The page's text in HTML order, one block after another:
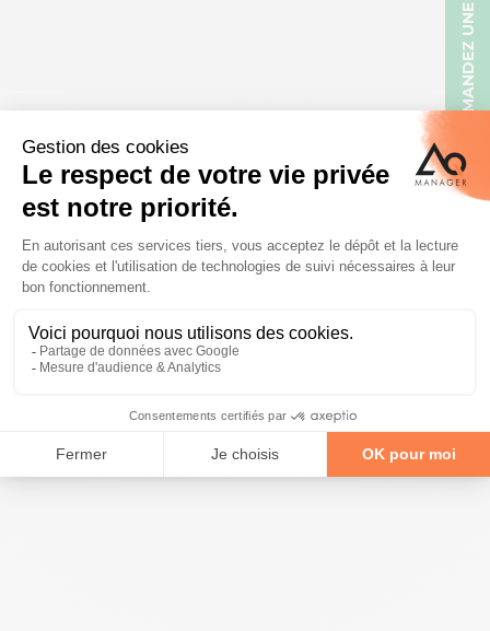
Découvrez toutes nos autres
fonctionnalités
Discutons de votre projet
DEMANDEZ UNE DÉMO